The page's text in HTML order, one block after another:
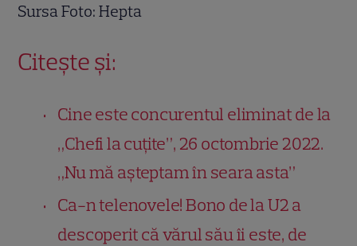
Sursa Foto: Hepta
Citește și:
Cine este concurentul eliminat de la
„Chefi la cuțite”, 26 octombrie 2022.
„Nu mă așteptam în seara asta”
Ca-n telenovele! Bono de la U2 a
descoperit că vărul său îi este, de